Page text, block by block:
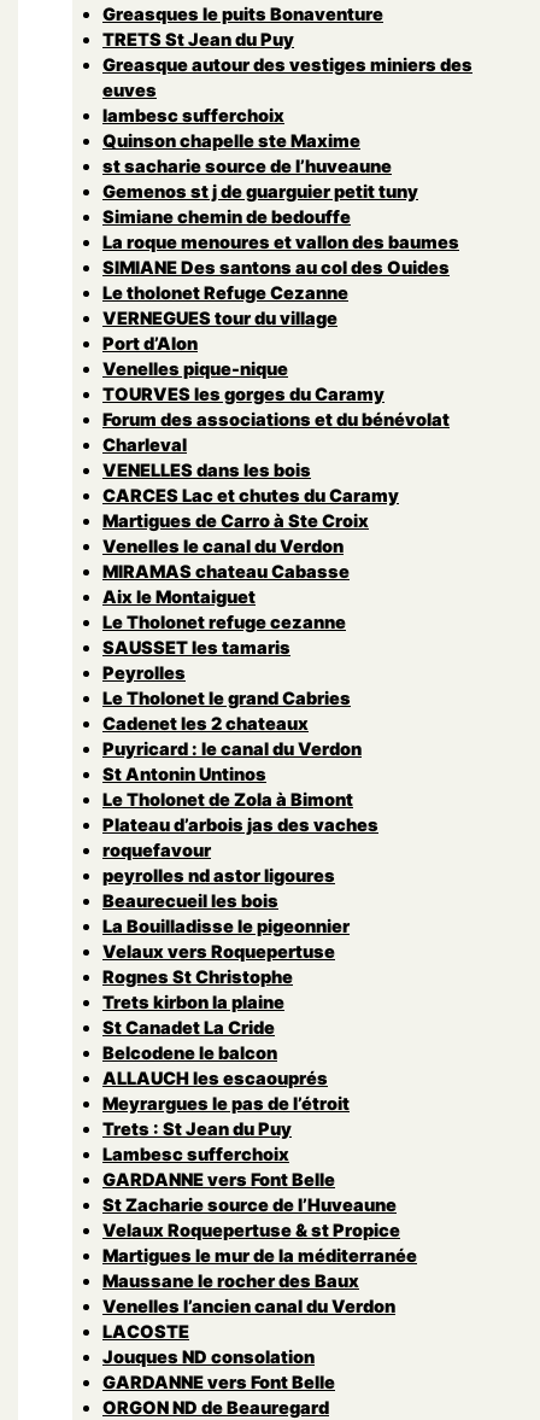
Greasques le puits Bonaventure
TRETS St Jean du Puy
Greasque autour des vestiges miniers des
euves
lambesc sufferchoix
Quinson chapelle ste Maxime
st sacharie source de l’huveaune
Gemenos st j de guarguier petit tuny
Simiane chemin de bedouffe
La roque menoures et vallon des baumes
SIMIANE Des santons au col des Ouides
Le tholonet Refuge Cezanne
VERNEGUES tour du village
Port d’Alon
Venelles pique-nique
TOURVES les gorges du Caramy
Forum des associations et du bénévolat
Charleval
VENELLES dans les bois
CARCES Lac et chutes du Caramy
Martigues de Carro à Ste Croix
Venelles le canal du Verdon
MIRAMAS chateau Cabasse
Aix le Montaiguet
Le Tholonet refuge cezanne
SAUSSET les tamaris
Peyrolles
Le Tholonet le grand Cabries
Cadenet les 2 chateaux
Puyricard : le canal du Verdon
St Antonin Untinos
Le Tholonet de Zola à Bimont
Plateau d’arbois jas des vaches
roquefavour
peyrolles nd astor ligoures
Beaurecueil les bois
La Bouilladisse le pigeonnier
Velaux vers Roquepertuse
Rognes St Christophe
Trets kirbon la plaine
St Canadet La Cride
Belcodene le balcon
ALLAUCH les escaouprés
Meyrargues le pas de l’étroit
Trets : St Jean du Puy
Lambesc sufferchoix
GARDANNE vers Font Belle
St Zacharie source de l’Huveaune
Velaux Roquepertuse & st Propice
Martigues le mur de la méditerranée
Maussane le rocher des Baux
Venelles l’ancien canal du Verdon
LACOSTE
Jouques ND consolation
GARDANNE vers Font Belle
ORGON ND de Beauregard